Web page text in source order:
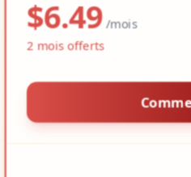
$6.49 /mois
2 mois offerts